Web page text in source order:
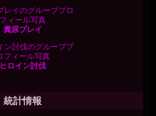
糞尿プレイ
ヒロイン討伐
統計情報